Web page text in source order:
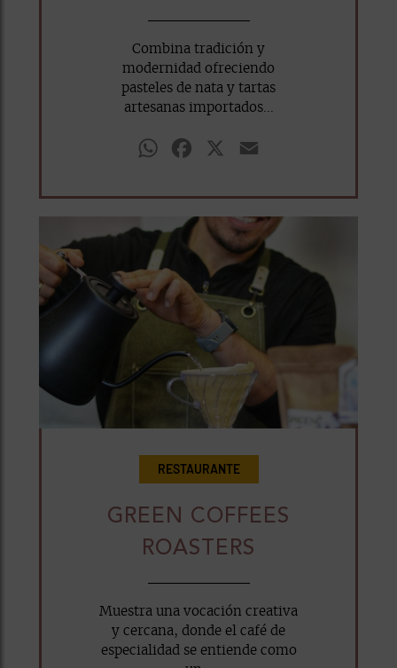
Combina tradición y
modernidad ofreciendo
pasteles de nata y tartas
artesanas importados...
WhatsAppFacebook
RESTAURANTE
GREEN COFFEES
ROASTERS
Muestra una vocación creativa
y cercana, donde el café de
especialidad se entiende como